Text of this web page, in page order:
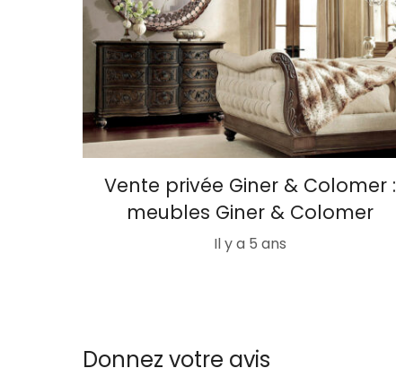
Vente privée Giner & Colomer :
meubles Giner & Colomer
Il y a 5 ans
Donnez votre avis